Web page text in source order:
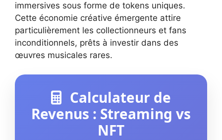
immersives sous forme de tokens uniques.
Cette économie créative émergente attire
particulièrement les collectionneurs et fans
inconditionnels, prêts à investir dans des
œuvres musicales rares.
Calculateur de
Revenus : Streaming vs
NFT